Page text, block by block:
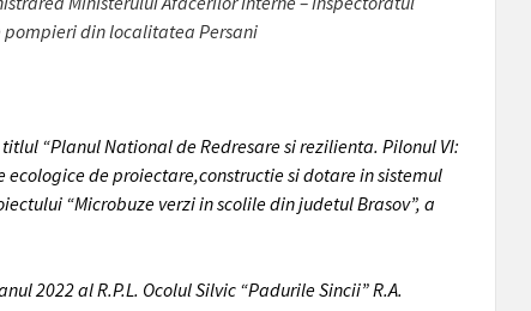
pompieri din localitatea Persani
“Planul National de Redresare si rezilienta. Pilonul VI:
de proiectare,constructie si dotare in sistemul
“Microbuze verzi in scolile din judetul Brasov”, a
2022 al R.P.L. Ocolul Silvic “Padurile Sincii” R.A.